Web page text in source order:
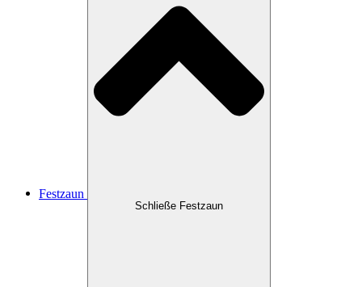
Festzaun
Schließe Festzaun